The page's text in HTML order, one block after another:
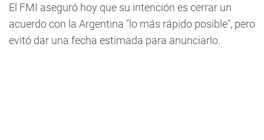
El FMI aseguró hoy que su intención es cerrar un
acuerdo con la Argentina "lo más rápido posible", pero
evitó dar una fecha estimada para anunciarlo.